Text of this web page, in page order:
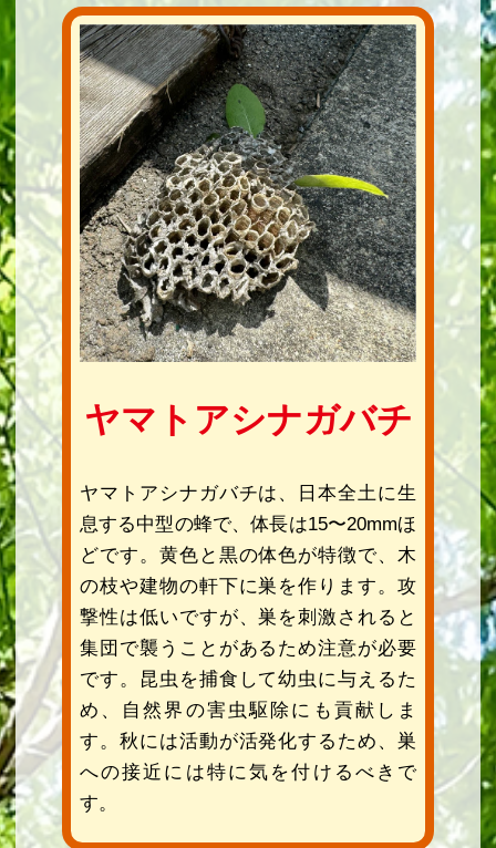
ヤマトアシナガバチ
ヤマトアシナガバチは、日本全土に生
息する中型の蜂で、体長は15〜20mmほ
どです。黄色と黒の体色が特徴で、木
の枝や建物の軒下に巣を作ります。攻
撃性は低いですが、巣を刺激されると
集団で襲うことがあるため注意が必要
です。昆虫を捕食して幼虫に与えるた
め、自然界の害虫駆除にも貢献しま
す。秋には活動が活発化するため、巣
への接近には特に気を付けるべきで
す。